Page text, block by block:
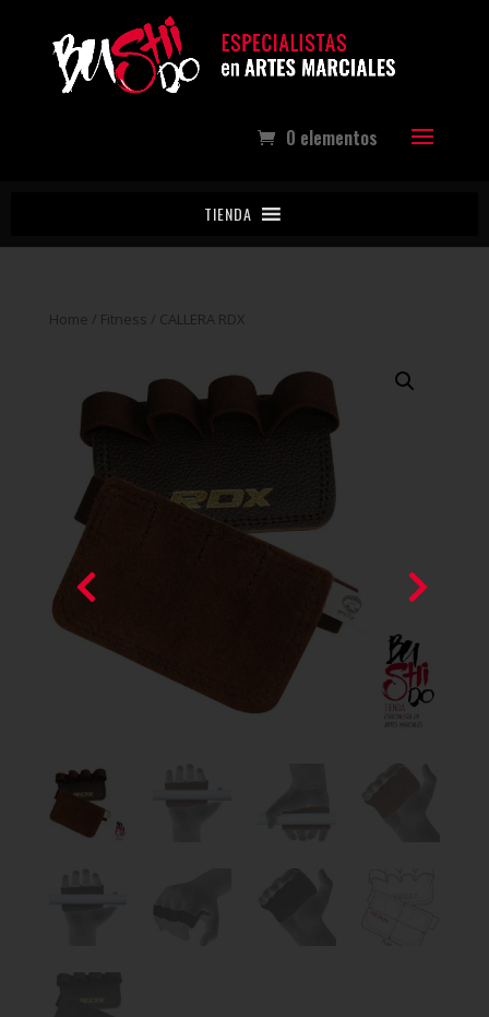
0 elementos
TIENDA
Home / Fitness / CALLERA RDX